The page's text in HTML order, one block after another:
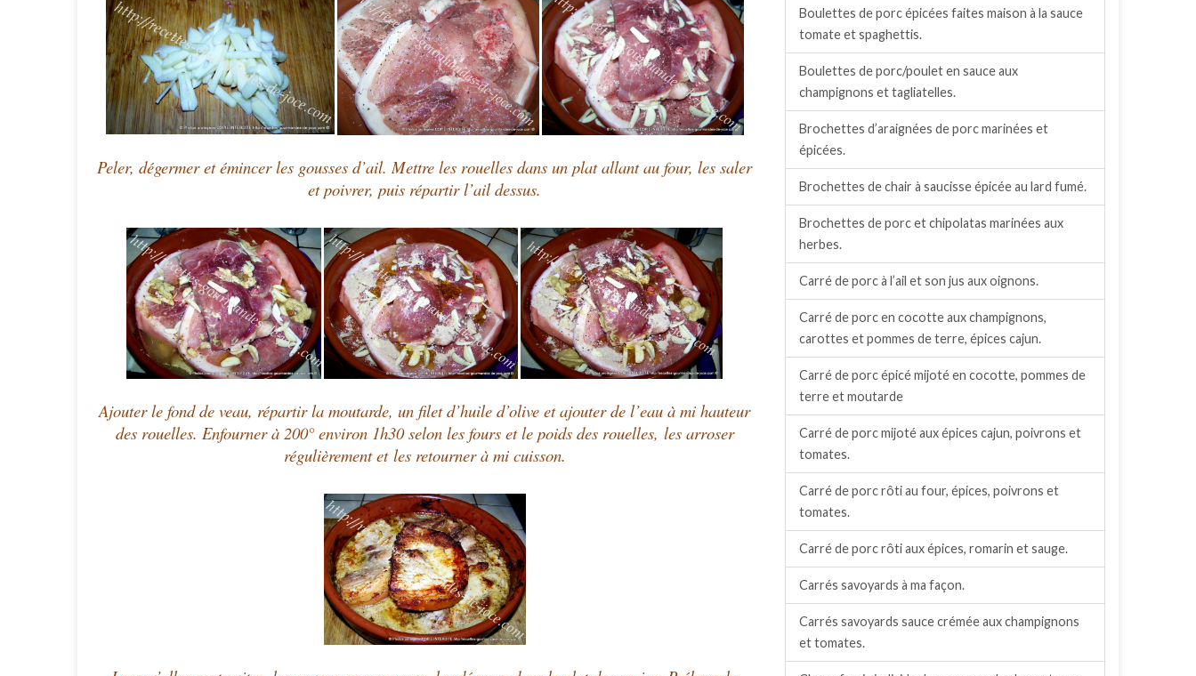
Peler, dégermer et émincer les gousses d’ail. Mettre les rouelles dans un plat allant au four, les saler
et poivrer, puis répartir l’ail dessus.
Ajouter le fond de veau, répartir la moutarde, un filet d’huile d’olive et ajouter de l’eau à mi hauteur
des rouelles. Enfourner à 200° environ 1h30 selon les fours et le poids des rouelles, les arroser
régulièrement et les retourner à mi cuisson.
Boulettes de porc épicées faites maison à la sauce
tomate et spaghettis.
Boulettes de porc/poulet en sauce aux
champignons et tagliatelles.
Brochettes d’araignées de porc marinées et
épicées.
Brochettes de chair à saucisse épicée au lard fumé.
Brochettes de porc et chipolatas marinées aux
herbes.
Carré de porc à l’ail et son jus aux oignons.
Carré de porc en cocotte aux champignons,
carottes et pommes de terre, épices cajun.
Carré de porc épicé mijoté en cocotte, pommes de
terre et moutarde
Carré de porc mijoté aux épices cajun, poivrons et
tomates.
Carré de porc rôti au four, épices, poivrons et
tomates.
Carré de porc rôti aux épices, romarin et sauge.
Carrés savoyards à ma façon.
Carrés savoyards sauce crémée aux champignons
et tomates.